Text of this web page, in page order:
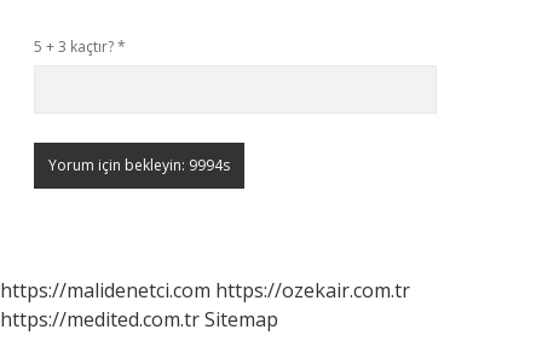
5 + 3 kaçtır?*
https://malidenetci.com https://ozekair.com.tr
https://medited.com.trSitemap